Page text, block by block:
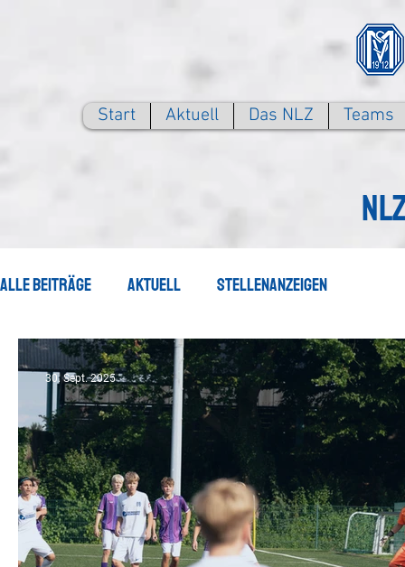
Start Aktuell Das NLZ Teams
Alle Beiträge Aktuell Stellenanzeigen
30. Sept. 2025